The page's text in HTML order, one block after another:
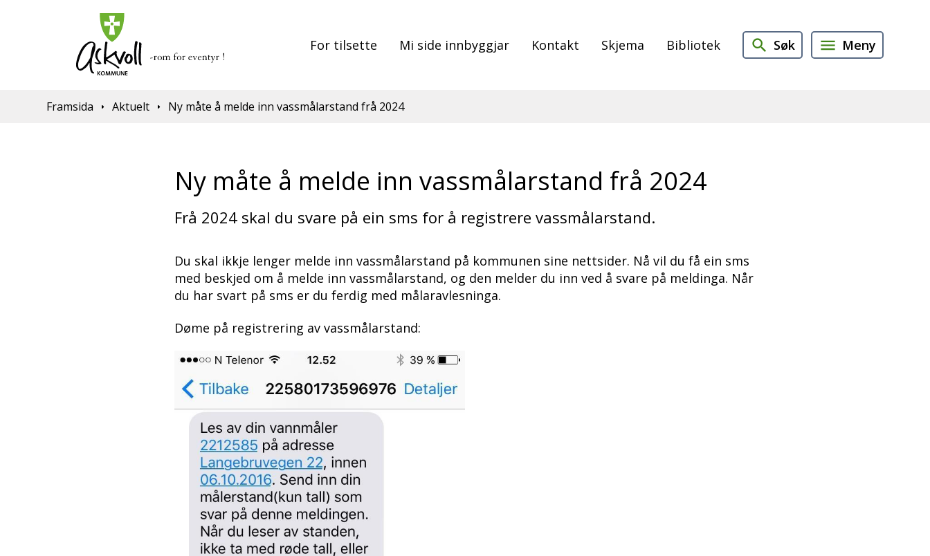
For tilsette Mi side innbyggjar Kontakt Skjema Bibliotek Søk Meny
Du er her:
Framsida Aktuelt Ny måte å melde inn vassmålarstand frå 2024
Ny måte å melde inn vassmålarstand frå 2024
Frå 2024 skal du svare på ein sms for å registrere vassmålarstand.
Du skal ikkje lenger melde inn vassmålarstand på kommunen sine nettsider. Nå vil du få ein sms
med beskjed om å melde inn vassmålarstand, og den melder du inn ved å svare på meldinga. Når
du har svart på sms er du ferdig med målaravlesninga.
Døme på registrering av vassmålarstand: